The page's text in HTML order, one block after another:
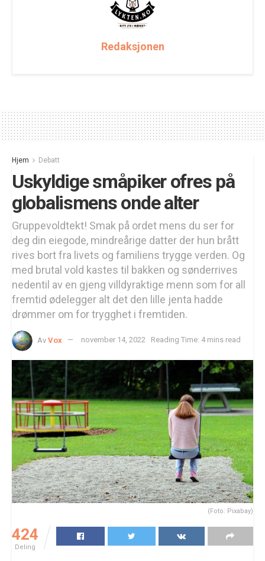
Redaksjonen
Hjem Debatt
Uskyldige småpiker ofres på
globalismens onde alter
Gruppevoldtekt! Smak på ordet mens du ser for
deg din eiegode, mindreårige datter der hun brått
rives bort fra livets og familiens trygge verden. Og
med brutal vold kastes til bakken og sønderrives
nedentil av en gjeng villdyraktige menn som for all
fremtid ødelegger alt det den lille jenta hadde
drømmer om for trygghet i fremtiden.
Av Vox november 14, 2022 Reading Time: 4 mins read
(Foto: Pixabay)
424
Deling